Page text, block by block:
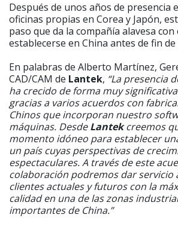
Después de unos años de presencia
oficinas propias en Corea y Japón,
paso que da la compañía alavesa
establecerse en China antes de fin de
En palabras de Alberto Martínez,
CAD/CAM de Lantek, “La presencia
ha crecido de forma muy
gracias a varios acuerdos con
Chinos que incorporan nuestro
máquinas. DesdeLantekcreemos
momento idóneo para establecer
un país cuyas perspectivas de
espectaculares. A través de este
colaboración podremos dar servicio
clientes actuales y futuros con la
calidad en una de las zonas
importantes de China.”